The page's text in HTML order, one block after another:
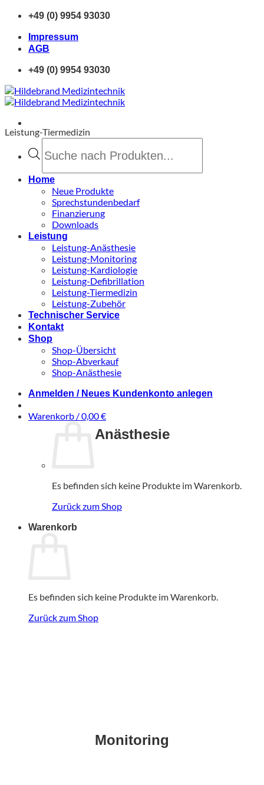
Zum
springen
+49 (0) 9954 93030
Impressum
AGB
+49 (0) 9954 93030
search
Home
Neue Produkte
Sprechstundenbedarf
Finanzierung
Downloads
Leistung
Leistung-Anästhesie
Leistung-Monitoring
Leistung-Kardiologie
Leistung-Defibrillation
Leistung-Tiermedizin
Leistung-Zubehör
Technischer Service
Kontakt
Shop
Shop-Übersicht
Shop-Abverkauf
Shop-Anästhesie
Anmelden / Neues Kundenkonto anlegen
Warenkorb /0,00€
Es befinden sich keine Produkte im Warenkorb.
Zurück zum Shop
Warenkorb
Es befinden sich keine Produkte im Warenkorb.
Zurück zum Shop
Leistung-Tiermedizin
Anästhesie
Monitoring